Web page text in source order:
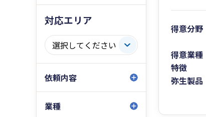
対応エリア
依頼内容
業種
得意分野
得意業種
特徴
弥生製品